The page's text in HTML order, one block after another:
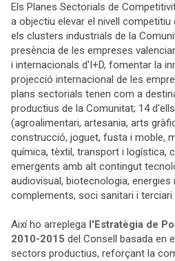
Els Planes Sectorials de
a objectiu elevar el nivell
els clusters industrials de la
presència de les empreses
i internacionals d'I+D, fomentar la
projecció internacional de les
plans sectorials tenen com a
productius de la Comunitat; 14
(agroalimentari, artesania, arts
construcció, joguet, fusta i moble,
química, tèxtil, transport i logística,
emergents amb alt contingut
audiovisual, biotecnologia, energies
complements, soci sanitari i terciari
Així ho arreplega l'Estratègia de
2010-2015 del Consell basada en
sectors productius, reforçant la